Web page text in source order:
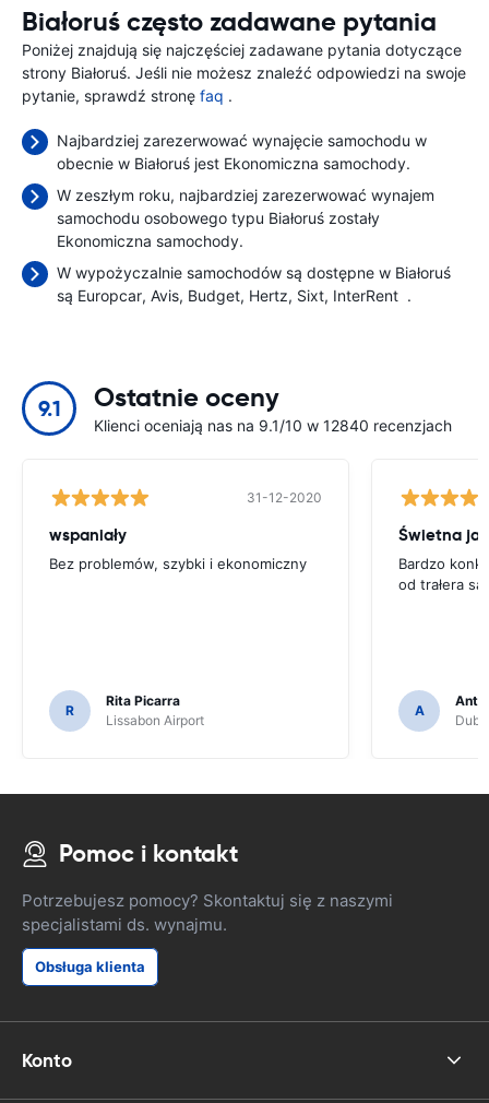
Białoruś często zadawane pytania
Poniżej znajdują się najczęściej zadawane pytania dotyczące
strony Białoruś. Jeśli nie możesz znaleźć odpowiedzi na swoje
pytanie, sprawdź stronę faq .
Najbardziej zarezerwować wynajęcie samochodu w
obecnie w Białoruś jest Ekonomiczna samochody.
W zeszłym roku, najbardziej zarezerwować wynajem
samochodu osobowego typu Białoruś zostały
Ekonomiczna samochody.
W wypożyczalnie samochodów są dostępne w Białoruś
są Europcar Avis Budget Hertz Sixt InterRent .
9.1 Ostatnie oceny
Klienci oceniają nas na 9.1/10 w 12840 recenzjach
31-12-2020
wspaniały
Bez problemów, szybki i ekonomiczny
R
Rita Picarra
Lissabon Airport
Świetna
Bardzo
od trałera
A
Pomoc i kontakt
Potrzebujesz pomocy? Skontaktuj się z naszymi
specjalistami ds. wynajmu.
Obsługa klienta
Konto